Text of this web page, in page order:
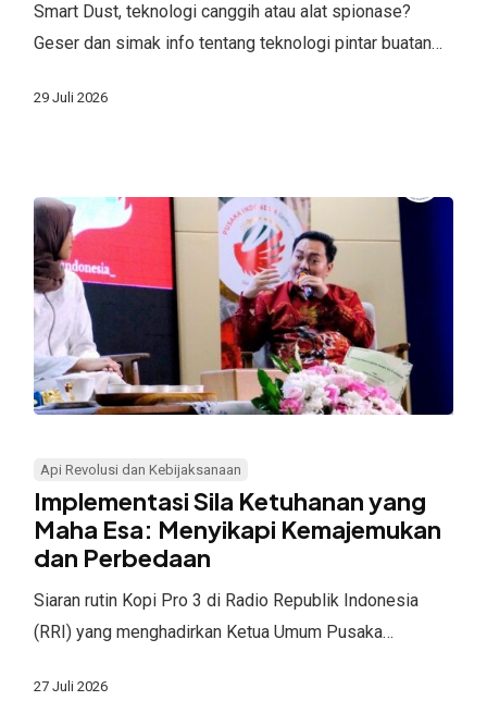
Smart Dust, teknologi canggih atau alat spionase?
Geser dan simak info tentang teknologi pintar buatan…
29 Juli 2026
Sila
Ketuhanan
yang
Maha
Menyikapi
dan
Api Revolusi dan Kebijaksanaan
Implementasi Sila Ketuhanan yang
Maha Esa: Menyikapi Kemajemukan
dan Perbedaan
Siaran rutin Kopi Pro 3 di Radio Republik Indonesia
(RRI) yang menghadirkan Ketua Umum Pusaka…
27 Juli 2026